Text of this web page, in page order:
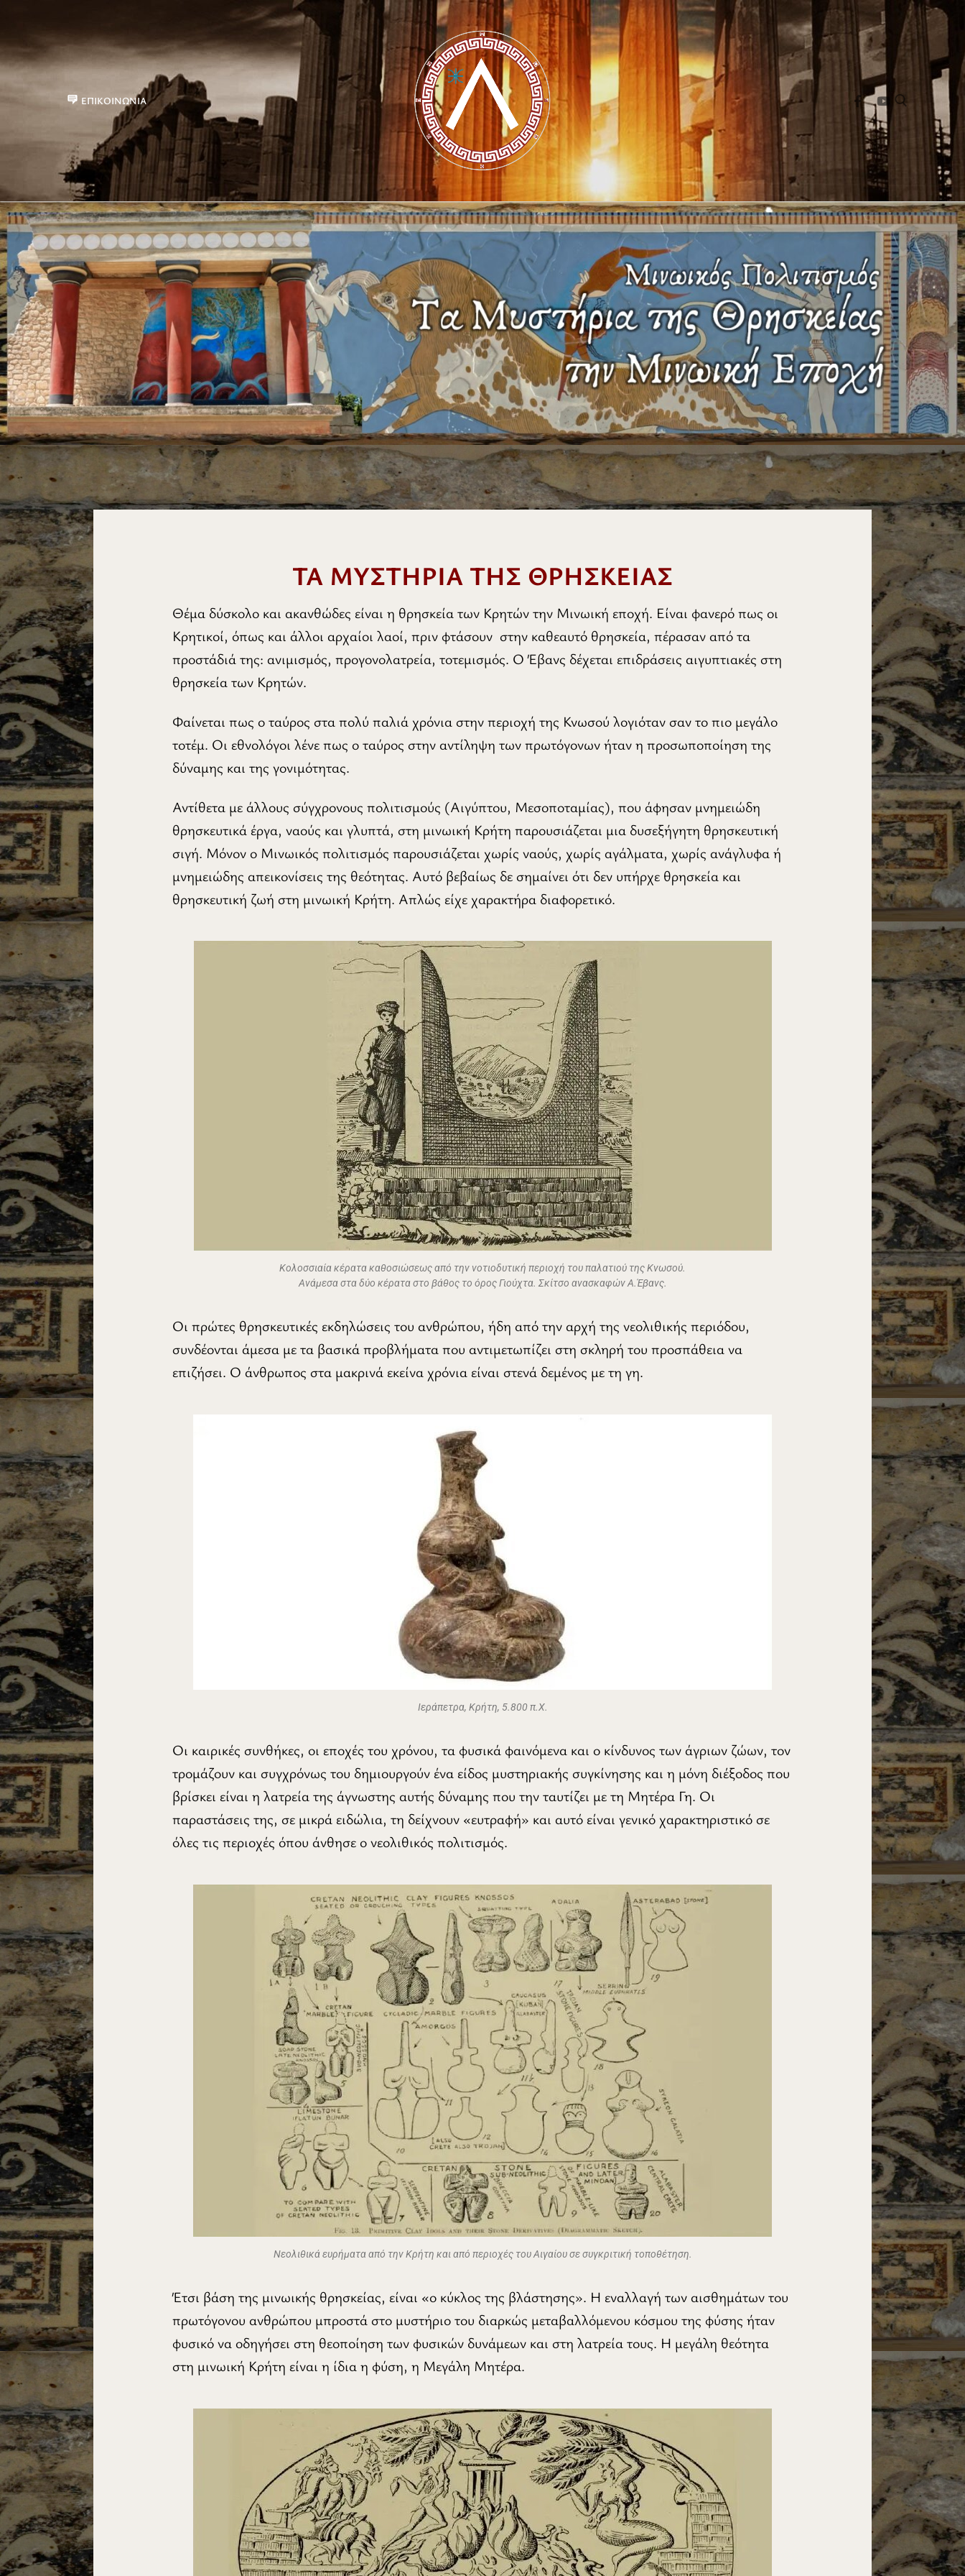
ΕΠΙΚΟΙΝΩΝΊΑ
ΤΑ ΜΥΣΤΗΡΙΑ ΤΗΣ ΘΡΗΣΚΕΙΑΣ
Θέμα δύσκολο και ακανθώδες είναι η θρησκεία των Κρητών την Μινωική εποχή. Είναι φανερό πως οι
Κρητικοί, όπως και άλλοι αρχαίοι λαοί, πριν φτάσουν στην καθεαυτό θρησκεία, πέρασαν από τα
προστάδιά της: ανιμισμός, προγονολατρεία, τοτεμισμός. Ο Έβανς δέχεται επιδράσεις αιγυπτιακές στη
θρησκεία των Κρητών.
Φαίνεται πως ο ταύρος στα πολύ παλιά χρόνια στην περιοχή της Κνωσού λογιόταν σαν το πιο μεγάλο
τοτέμ. Οι εθνολόγοι λένε πως ο ταύρος στην αντίληψη των πρωτόγονων ήταν η προσωποποίηση της
δύναμης και της γονιμότητας.
Αντίθετα με άλλους σύγχρονους πολιτισμούς (Αιγύπτου, Μεσοποταμίας), που άφησαν μνημειώδη
θρησκευτικά έργα, ναούς και γλυπτά, στη μινωική Κρήτη παρουσιάζεται μια δυσεξήγητη θρησκευτική
σιγή. Μόνον ο Μινωικός πολιτισμός παρουσιάζεται χωρίς ναούς, χωρίς αγάλματα, χωρίς ανάγλυφα ή
μνημειώδης απεικονίσεις της θεότητας. Αυτό βεβαίως δε σημαίνει ότι δεν υπήρχε θρησκεία και
θρησκευτική ζωή στη μινωική Κρήτη. Απλώς είχε χαρακτήρα διαφορετικό.
Κολοσσιαία κέρατα καθοσιώσεως από την νοτιοδυτική περιοχή του παλατιού της Κνωσού.
Ανάμεσα στα δύο κέρατα στο βάθος το όρος Γιούχτα. Σκίτσο ανασκαφών Α.Έβανς.
Οι πρώτες θρησκευτικές εκδηλώσεις του ανθρώπου, ήδη από την αρχή της νεολιθικής περιόδου,
συνδέονται άμεσα με τα βασικά προβλήματα που αντιμετωπίζει στη σκληρή του προσπάθεια να
επιζήσει. Ο άνθρωπος στα μακρινά εκείνα χρόνια είναι στενά δεμένος με τη γη.
Ιεράπετρα, Κρήτη, 5.800 π.Χ.
Οι καιρικές συνθήκες, οι εποχές του χρόνου, τα φυσικά φαινόμενα και ο κίνδυνος των άγριων ζώων, τον
τρομάζουν και συγχρόνως του δημιουργούν ένα είδος μυστηριακής συγκίνησης και η μόνη διέξοδος που
βρίσκει είναι η λατρεία της άγνωστης αυτής δύναμης που την ταυτίζει με τη Μητέρα Γη. Οι
παραστάσεις της, σε μικρά ειδώλια, τη δείχνουν «ευτραφή» και αυτό είναι γενικό χαρακτηριστικό σε
όλες τις περιοχές όπου άνθησε ο νεολιθικός πολιτισμός.
Νεολιθικά ευρήματα από την Κρήτη και από περιοχές του Αιγαίου σε συγκριτική τοποθέτηση.
Έτσι βάση της μινωικής θρησκείας, είναι «ο κύκλος της βλάστησης». Η εναλλαγή των αισθημάτων του
πρωτόγονου ανθρώπου μπροστά στο μυστήριο του διαρκώς μεταβαλλόμενου κόσμου της φύσης ήταν
φυσικό να οδηγήσει στη θεοποίηση των φυσικών δυνάμεων και στη λατρεία τους. Η μεγάλη θεότητα
στη μινωική Κρήτη είναι η ίδια η φύση, η Μεγάλη Μητέρα.